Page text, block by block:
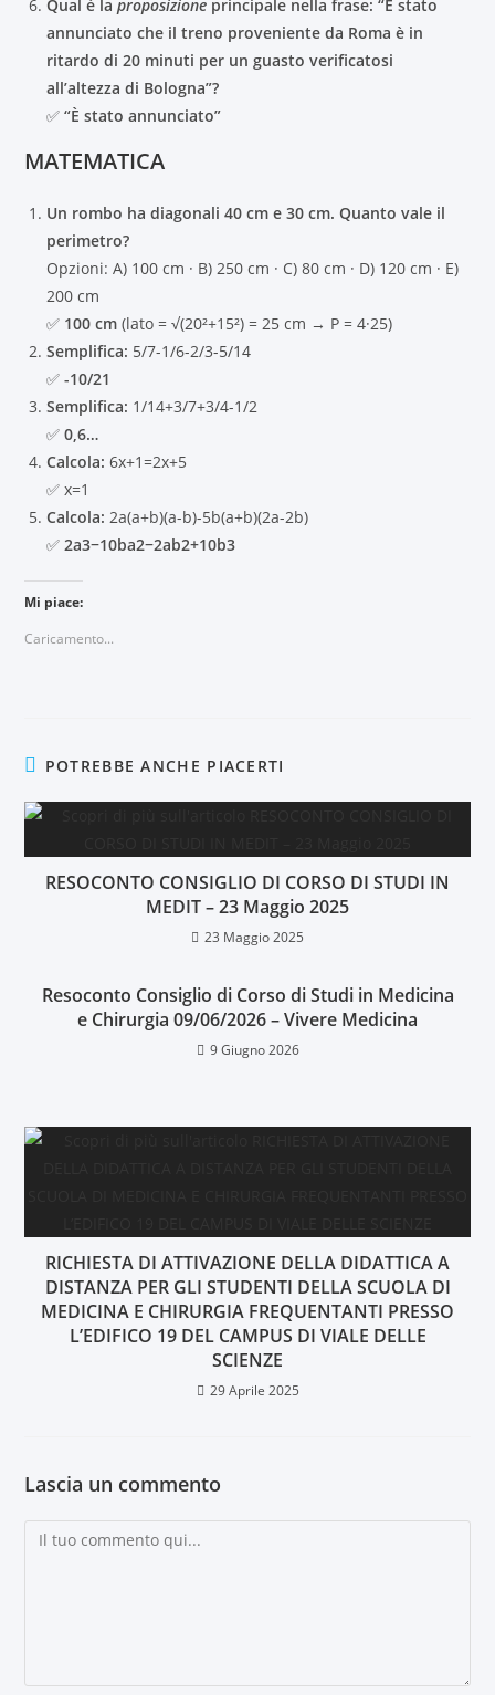
Qual è laproposizione principale nella frase: “È stato
annunciato che il treno proveniente da Roma è in
ritardo di 20 minuti per un guasto verificatosi
all’altezza di Bologna”?
✅“È stato annunciato”
MATEMATICA
Un rombo ha diagonali 40 cm e 30 cm. Quanto vale il
perimetro?
Opzioni: A) 100 cm · B) 250 cm · C) 80 cm · D) 120 cm · E)
200 cm
✅ 100 cm (lato = √(20²+15²) = 25 cm → P = 4·25)
Semplifica: 5/7-1/6-2/3-5/14
✅-10/21
Semplifica: 1/14+3/7+3/4-1/2
✅0,6…
Calcola: 6x+1=2x+5
✅ x=1
Calcola: 2a(a+b)(a-b)-5b(a+b)(2a-2b)
✅2a3−10ba2−2ab2+10b3
Mi piace:
Caricamento...
POTREBBE ANCHE PIACERTI
RESOCONTO CONSIGLIO DI CORSO DI STUDI IN
MEDIT – 23 Maggio 2025
23 Maggio 2025
Resoconto Consiglio di Corso di Studi in Medicina
e Chirurgia 09/06/2026 – Vivere Medicina
9 Giugno 2026
RICHIESTA DI ATTIVAZIONE DELLA DIDATTICA A
DISTANZA PER GLI STUDENTI DELLA SCUOLA DI
MEDICINA E CHIRURGIA FREQUENTANTI PRESSO
L’EDIFICO 19 DEL CAMPUS DI VIALE DELLE
SCIENZE
29 Aprile 2025
Lascia un commento